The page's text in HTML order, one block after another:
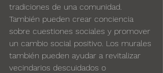
tradiciones de una comunidad.
También pueden crear conciencia
sobre cuestiones sociales y promover
un cambio social positivo. Los murales
también pueden ayudar a revitalizar
vecindarios descuidados o